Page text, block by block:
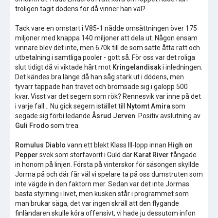
troligen tagit dödens för då vinner han väl?
Tack vare en omstart i V85-1 nådde omsättningen över 175
miljoner med knappa 140 miljoner att dela ut. Någon ensam
vinnare blev det inte, men 670k till de som satte åtta rätt och
utbetalning i samtliga pooler - gott så. För oss var det roliga
slut tidigt då vi viktade hårt mot Kringelandisaki inledningen.
Det kändes bra länge då han såg stark ut i dödens, men
tyvärr tappade han travet och bromsade sig i galopp 500
kvar. Visst var det segern som rök? Rennesvik var inne på det
i varje fall... Nu gick segern istället till
Nytomt Amira som
segade sig förbi ledande Åsrud Jerven . Positiv avslutning av
Guli Frodo som trea.
Romulus Diablo vann ett blekt Klass III-lopp innan High on
Pepper svek som storfavorit i Guld där Karat River fångade
in honom på linjen. Första på vinterskor för säsongen skyllde
Jorma på och där får väl vi spelare ta på oss dumstruten som
inte vägde in den faktorn mer. Sedan var det inte Jormas
bästa styrning i livet, men kusken står i programmet som
man brukar säga, det var ingen skräll att den flygande
finländaren skulle köra offensivt, vi hade ju dessutom infon